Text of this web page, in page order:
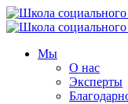
Мы
О нас
Эксперты